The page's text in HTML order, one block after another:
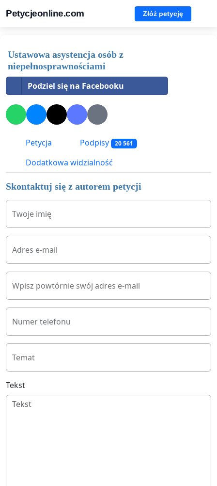
Petycjeonline.com Złóż petycję
Ustawowa asystencja osób z
niepełnosprawnościami
Podziel się na Facebooku
Petycja Podpisy 20 561
Dodatkowa widzialność
Skontaktuj się z autorem petycji
Twoje imię
Adres e-mail
Wpisz powtórnie swój adres e-mail
Numer telefonu
Temat
Tekst